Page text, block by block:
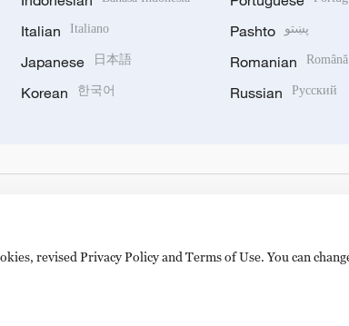
Italian Italiano
Japanese 日本語
Korean 한국어
Pashto پښتو
Romanian Română
Russian Русский
revised Privacy Policy and Terms of Use. You can